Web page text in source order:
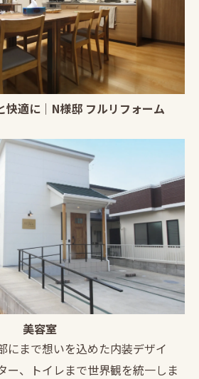
快適に｜N様邸 フルリフォーム
美容室
にまで想いを込めた内装デザイ
ー、トイレまで世界観を統一しま